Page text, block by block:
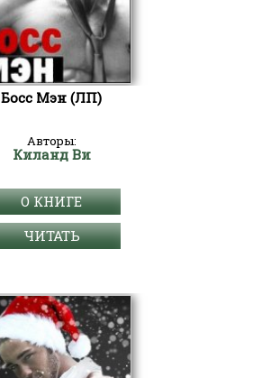
Босс Мэн (ЛП)
Авторы:
Киланд Ви
О КНИГЕ
ЧИТАТЬ